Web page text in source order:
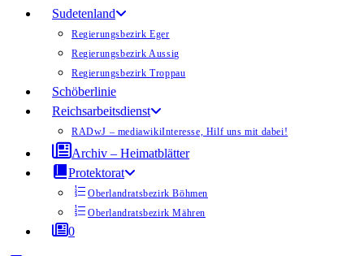
Sudetenland
Regierungsbezirk Eger
Regierungsbezirk Aussig
Regierungsbezirk Troppau
Schöberlinie
Reichsarbeitsdienst
RADwJ – mediawikiInteresse, Hilf uns mit dabei!
Archiv – Heimatblätter
Protektorat
Oberlandratsbezirk Böhmen
Oberlandratsbezirk Mähren
0